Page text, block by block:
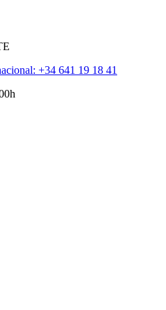
+34 641 19 18 41